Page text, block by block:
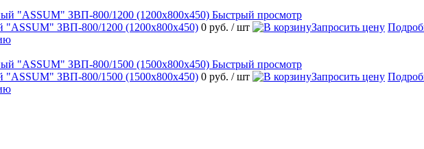
Быстрый просмотр
"ASSUM" ЗВП-800/1200 (1200х800х450) 0 руб. / шт Запросить цену
Быстрый просмотр
"ASSUM" ЗВП-800/1500 (1500х800х450) 0 руб. / шт Запросить цену